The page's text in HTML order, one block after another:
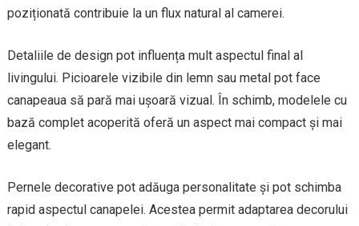
poziționată contribuie la un flux natural al camerei.
Detaliile de design pot influența mult aspectul final al
livingului. Picioarele vizibile din lemn sau metal pot face
canapeaua să pară mai ușoară vizual. În schimb, modelele cu
bază complet acoperită oferă un aspect mai compact și mai
elegant.
Pernele decorative pot adăuga personalitate și pot schimba
rapid aspectul canapelei. Acestea permit adaptarea decorului